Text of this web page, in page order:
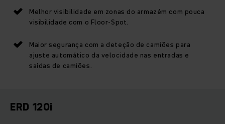
Melhor visibilidade em zonas do armazém com pouca
visibilidade com o Floor-Spot.
Maior segurança com a deteção de camiões para
ajuste automático da velocidade nas entradas e
saídas de camiões.
ERD 120i